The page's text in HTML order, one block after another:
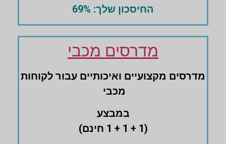
החיסכון שלך: 69%
מדרסים מכבי
מדרסים ‏מקצועיים ואיכותיים עבור לקוחות
מכבי
במבצע
(1 + 1 + 1 חינם)